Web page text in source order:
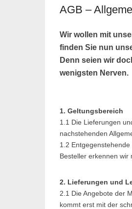
AGB –
Wir wollen mit
finden Sie nun
Denn seien wir
wenigsten Nerven.
1. Geltungsbereich
1.1 Die Lieferungen
nachstehenden
1.2
Besteller erkennen wir
2. Lieferungen und
2.1 Die Angebote der
kommt erst mit der